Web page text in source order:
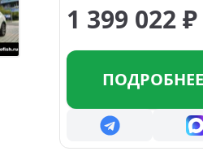
1 399 022₽
ПОДРОБНЕЕ